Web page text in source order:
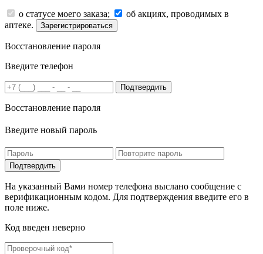
о статусе моего заказа;
об акциях, проводимых в
аптеке.
Зарегистрироваться
Восстановление пароля
Введите телефон
Подтвердить
Восстановление пароля
Введите новый пароль
На указанный Вами номер телефона выслано сообщение с
верификационным кодом. Для подтверждения введите его в
поле ниже.
Код введен неверно